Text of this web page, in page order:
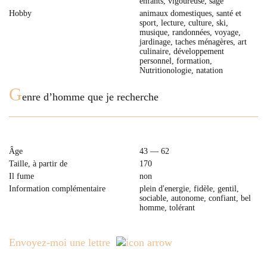
Hobby
animaux domestiques, santé et
sport, lecture, culture, ski,
musique, randonnées, voyage,
jardinage, taches ménagères, art
culinaire, développement
personnel, formation,
Nutritionologie, natation
Genre d’homme que je recherche
Âge
43 — 62
Taille, à partir de
170
Il fume
non
Information complémentaire
plein d'energie, fidèle, gentil,
sociable, autonome, confiant, bel
homme, tolérant
Envoyez-moi une lettre